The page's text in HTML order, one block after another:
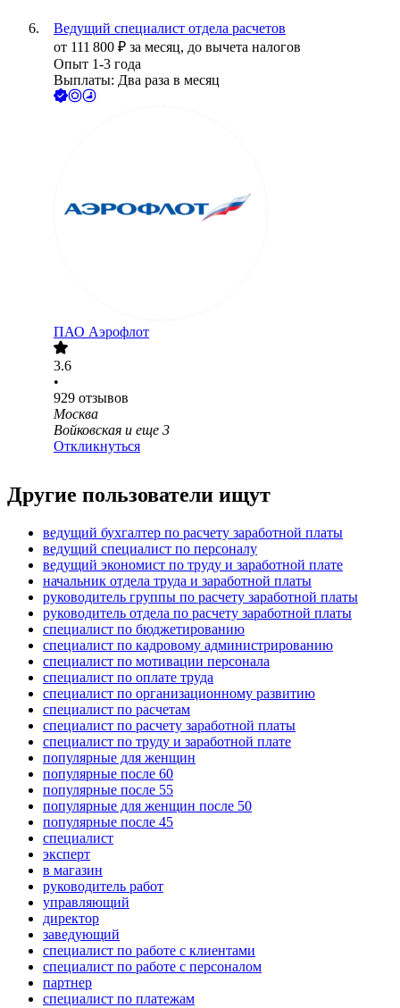
Ведущий специалист отдела расчетов
от 111 800 ₽ за месяц, до вычета налогов
Опыт 1-3 года
Выплаты: Два раза в месяц
ПАО Аэрофлот
3.6
•
929 отзывов
Москва
Войковская и еще 3
Откликнуться
Другие пользователи ищут
ведущий бухгалтер по расчету заработной платы
ведущий специалист по персоналу
ведущий экономист по труду и заработной плате
начальник отдела труда и заработной платы
руководитель группы по расчету заработной платы
руководитель отдела по расчету заработной платы
специалист по бюджетированию
специалист по кадровому администрированию
специалист по мотивации персонала
специалист по оплате труда
специалист по организационному развитию
специалист по расчетам
специалист по расчету заработной платы
специалист по труду и заработной плате
популярные для женщин
популярные после 60
популярные после 55
популярные для женщин после 50
популярные после 45
специалист
эксперт
в магазин
руководитель работ
управляющий
директор
заведующий
специалист по работе с клиентами
специалист по работе с персоналом
партнер
специалист по платежам